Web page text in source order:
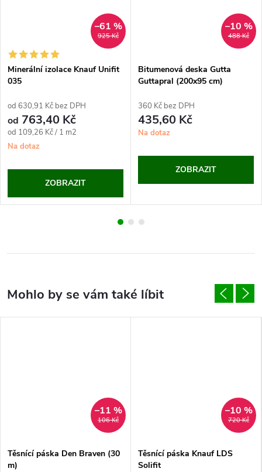
925 Kč
–61 %
Minerální izolace Knauf Unifit
035
od 630,91 Kč bez DPH
od 763,40 Kč
Měrná
cena:
od 109,26 Kč / 1 m2
Na dotaz
ZOBRAZIT
488 Kč
–10 %
Bitumenová deska Gutta
Guttapral (200x95 cm)
360 Kč bez DPH
435,60 Kč
Na dotaz
ZOBRAZIT
106 Kč
–11 %
Těsnící páska Den Braven (30
m)
720 Kč
–10 %
Těsnící páska Knauf LDS
Solifit